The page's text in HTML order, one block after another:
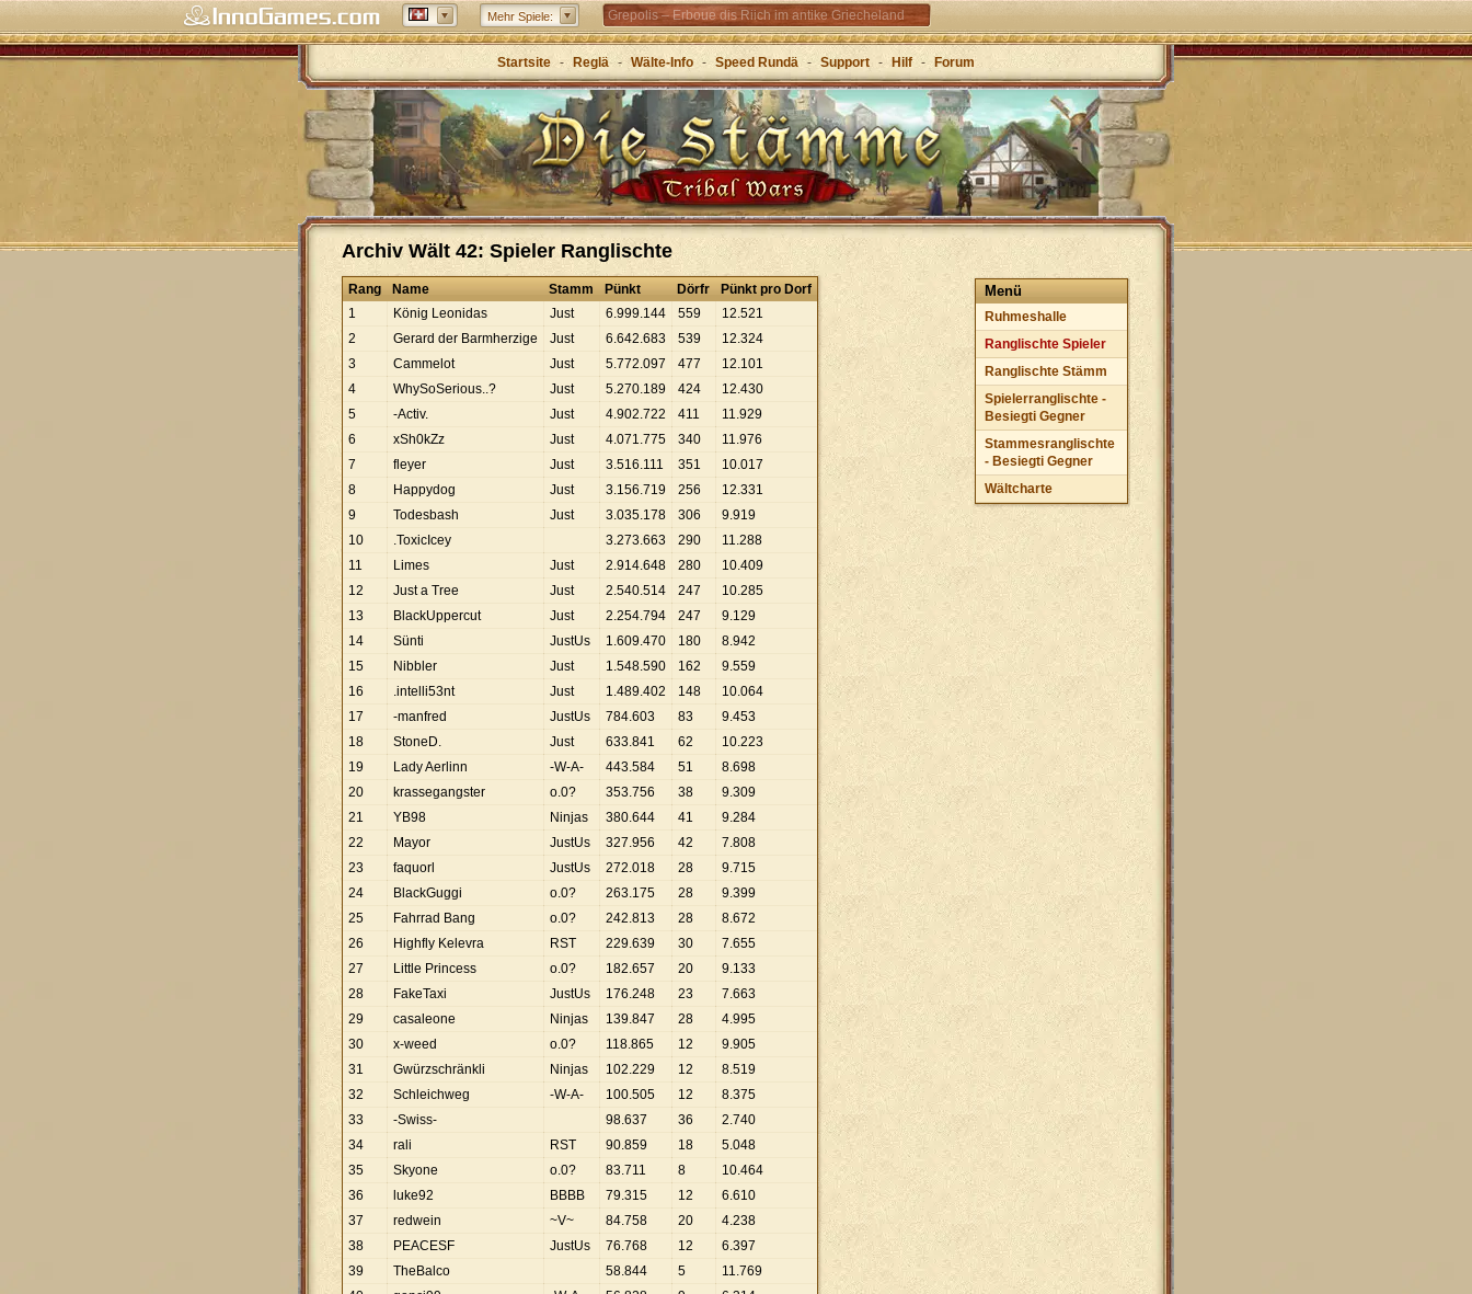
Mehr Spiele: Grepolis – Erboue dis Riich im antike Griecheland
Startsite - Reglä - Wälte-Info - Speed Rundä - Support - Hilf - Forum
Archiv Wält 42: Spieler Ranglischte
Menü
Ruhmeshalle
Ranglischte Spieler
Ranglischte Stämm
Spielerranglischte -
Besiegti Gegner
Stammesranglischte
- Besiegti Gegner
Wältcharte
Rang Name Stamm Pünkt Dörfr
Pünkt pro Dorf
1
König Leonidas Just 6.999.144 559 12.521
2
Gerard der Barmherzige Just 6.642.683 539 12.324
3
Cammelot Just 5.772.097 477 12.101
4
WhySoSerious..? Just 5.270.189 424 12.430
5
-Activ. Just 4.902.722 411 11.929
6
xSh0kZz Just 4.071.775 340 11.976
7
fleyer Just 3.516.111 351 10.017
8
Happydog Just 3.156.719 256 12.331
9
Todesbash Just 3.035.178 306 9.919
10
.ToxicIcey 3.273.663 290 11.288
11
Limes Just 2.914.648 280 10.409
12
Just a Tree Just 2.540.514 247 10.285
13
BlackUppercut Just 2.254.794 247 9.129
14
Sünti JustUs 1.609.470 180 8.942
15
Nibbler Just 1.548.590 162 9.559
16
.intelli53nt Just 1.489.402 148 10.064
17
-manfred JustUs 784.603 83 9.453
18
StoneD. Just 633.841 62 10.223
19
Lady Aerlinn -W-A- 443.584 51 8.698
20
krassegangster o.0? 353.756 38 9.309
21
YB98 Ninjas 380.644 41 9.284
22
Mayor JustUs 327.956 42 7.808
23
faquorl JustUs 272.018 28 9.715
24
BlackGuggi o.0? 263.175 28 9.399
25
Fahrrad Bang o.0? 242.813 28 8.672
26
Highfly Kelevra RST 229.639 30 7.655
27
Little Princess o.0? 182.657 20 9.133
28
FakeTaxi JustUs 176.248 23 7.663
29
casaleone Ninjas 139.847 28 4.995
30
x-weed o.0? 118.865 12 9.905
31
Gwürzschränkli Ninjas 102.229 12 8.519
32
Schleichweg -W-A- 100.505 12 8.375
33
-Swiss- 98.637 36 2.740
34
rali RST 90.859 18 5.048
35
Skyone o.0? 83.711 8 10.464
36
luke92 BBBB 79.315 12 6.610
37
redwein ~V~ 84.758 20 4.238
38
PEACESF JustUs 76.768 12 6.397
39
TheBalco 58.844 5 11.769